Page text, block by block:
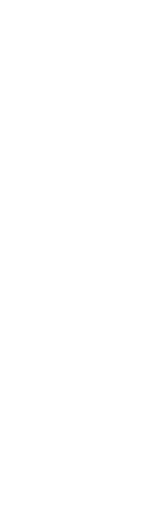
immobiliari,
J, K, L, M, N, R, S, T,
Regioni del